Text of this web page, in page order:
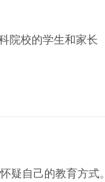
院校的学生和家长
疑自己的教育方式。